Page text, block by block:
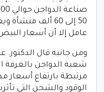
عامل إلا أن أسعار
ومن جانبه قال الدكتور.
شعبة الدواجن بالغرفة
مرتبطة بارتفاع أسعار
الوقود والشحن التي